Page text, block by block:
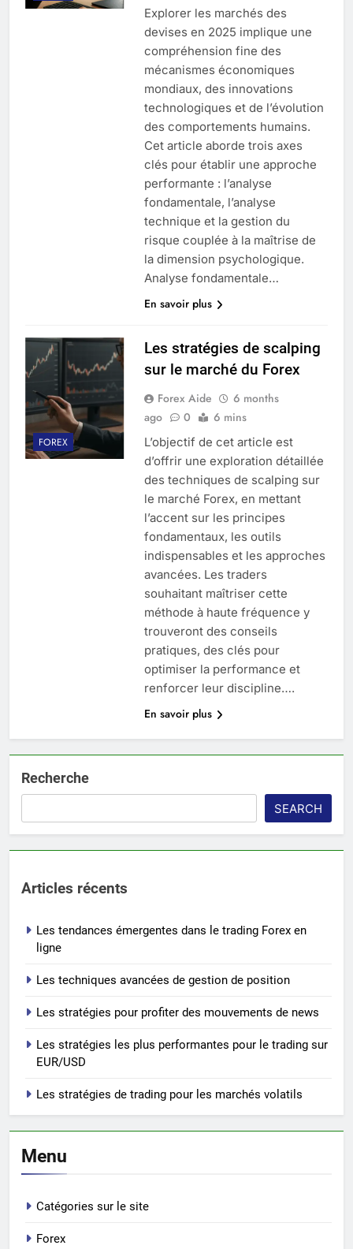
Explorer les marchés des
devises en 2025 implique une
compréhension fine des
mécanismes économiques
mondiaux, des innovations
technologiques et de l’évolution
des comportements humains.
Cet article aborde trois axes
clés pour établir une approche
performante : l’analyse
fondamentale, l’analyse
technique et la gestion du
risque couplée à la maîtrise de
la dimension psychologique.
Analyse fondamentale…
En savoir plus
FOREX
Les stratégies de scalping
sur le marché du Forex
Forex Aide
6 months
ago
0 6 mins
L’objectif de cet article est
d’offrir une exploration détaillée
des techniques de scalping sur
le marché Forex, en mettant
l’accent sur les principes
fondamentaux, les outils
indispensables et les approches
avancées. Les traders
souhaitant maîtriser cette
méthode à haute fréquence y
trouveront des conseils
pratiques, des clés pour
optimiser la performance et
renforcer leur discipline….
En savoir plus
Recherche
SEARCH
Articles récents
Les tendances émergentes dans le trading Forex en
ligne
Les techniques avancées de gestion de position
Les stratégies pour profiter des mouvements de news
Les stratégies les plus performantes pour le trading sur
EUR/USD
Les stratégies de trading pour les marchés volatils
Menu
Catégories sur le site
Forex